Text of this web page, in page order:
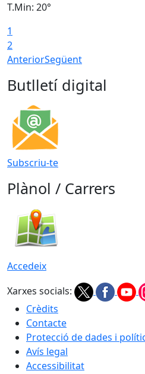
T.Min: 20°
1
2
AnteriorSegüent
Butlletí digital
Subscriu-te
Plànol / Carrers
Accedeix
Xarxes socials:
Crèdits
Contacte
Protecció de dades i
Avís legal
Accessibilitat